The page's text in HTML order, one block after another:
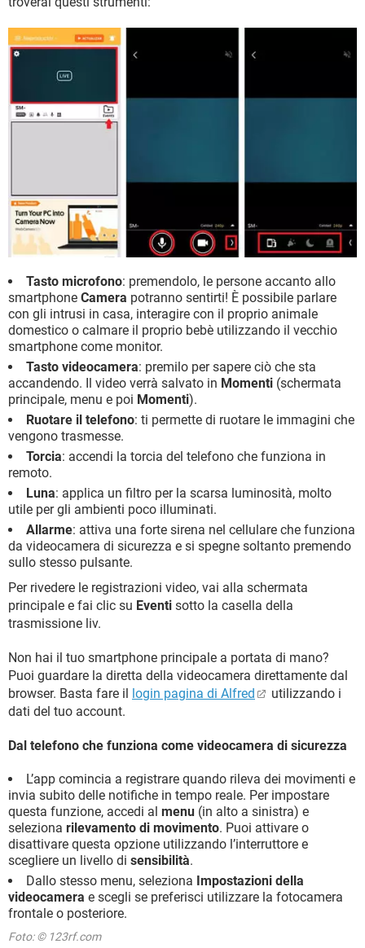
Tasto microfono: premendolo, le persone accanto allo
smartphone Camera potranno sentirti! È possibile parlare
con gli intrusi in casa, interagire con il proprio animale
domestico o calmare il proprio bebè utilizzando il vecchio
smartphone come monitor.
Tasto videocamera: premilo per sapere ciò che sta
accandendo. Il video verrà salvato in Momenti (schermata
principale, menu e poi Momenti).
Ruotare il telefono: ti permette di ruotare le immagini che
vengono trasmesse.
Torcia: accendi la torcia del telefono che funziona in
remoto.
Luna: applica un filtro per la scarsa luminosità, molto
utile per gli ambienti poco illuminati.
Allarme: attiva una forte sirena nel cellulare che funziona
da videocamera di sicurezza e si spegne soltanto premendo
sullo stesso pulsante.
Per rivedere le registrazioni video, vai alla schermata
principale e fai clic su Eventi sotto la casella della
trasmissione liv.
Non hai il tuo smartphone principale a portata di mano?
Puoi guardare la diretta della videocamera direttamente dal
browser. Basta fare il login pagina di Alfred
utilizzando i
dati del tuo account.
Dal telefono che funziona come videocamera di sicurezza
L’app comincia a registrare quando rileva dei movimenti e
invia subito delle notifiche in tempo reale. Per impostare
questa funzione, accedi al menu (in alto a sinistra) e
seleziona rilevamento di movimento. Puoi attivare o
disattivare questa opzione utilizzando l’interruttore e
scegliere un livello di sensibilità.
Dallo stesso menu, seleziona Impostazioni della
videocamera e scegli se preferisci utilizzare la fotocamera
frontale o posteriore.
Foto: © 123rf.com